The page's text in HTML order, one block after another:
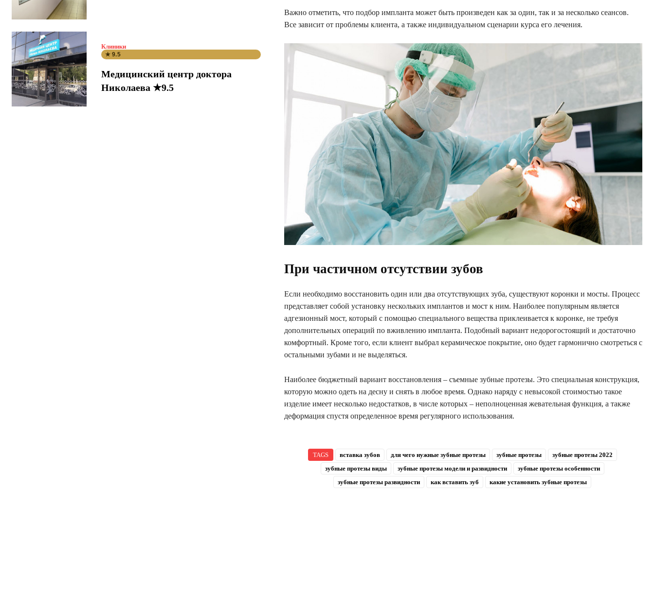
Клиники
★ 9.5
Медицинский центр доктора
Николаева ★9.5
Важно отметить, что подбор импланта может быть произведен как за один, так и за несколько сеансов.
Все зависит от проблемы клиента, а также индивидуальном сценарии курса его лечения.
При частичном отсутствии зубов
Если необходимо восстановить один или два отсутствующих зуба, существуют коронки и мосты. Процесс
представляет собой установку нескольких имплантов и мост к ним. Наиболее популярным является
адгезионный мост, который с помощью специального вещества приклеивается к коронке, не требуя
дополнительных операций по вживлению импланта. Подобный вариант недорогостоящий и достаточно
комфортный. Кроме того, если клиент выбрал керамическое покрытие, оно будет гармонично смотреться с
остальными зубами и не выделяться.
Наиболее бюджетный вариант восстановления – съемные зубные протезы. Это специальная конструкция,
которую можно одеть на десну и снять в любое время. Однако наряду с невысокой стоимостью такое
изделие имеет несколько недостатков, в числе которых – неполноценная жевательная функция, а также
деформация спустя определенное время регулярного использования.
TAGS вставка зубов для чего нужные зубные протезы зубные протезы
зубные протезы 2022
зубные протезы виды
зубные протезы модели и развидности
зубные протезы особенности
зубные протезы развидности
как вставить зуб какие установить зубные протезы